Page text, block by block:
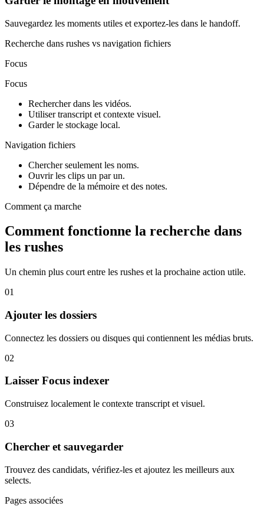
Sauvegardez les moments utiles et exportez-les dans le handoff.
Recherche dans rushes vs navigation fichiers
Focus
Focus
Rechercher dans les vidéos.
Utiliser transcript et contexte visuel.
Garder le stockage local.
Navigation fichiers
Chercher seulement les noms.
Ouvrir les clips un par un.
Dépendre de la mémoire et des notes.
Comment ça marche
Comment fonctionne la recherche dans
les rushes
Un chemin plus court entre les rushes et la prochaine action utile.
01
Ajouter les dossiers
Connectez les dossiers ou disques qui contiennent les médias bruts.
02
Laisser Focus indexer
Construisez localement le contexte transcript et visuel.
03
Chercher et sauvegarder
Trouvez des candidats, vérifiez-les et ajoutez les meilleurs aux
selects.
Pages associées